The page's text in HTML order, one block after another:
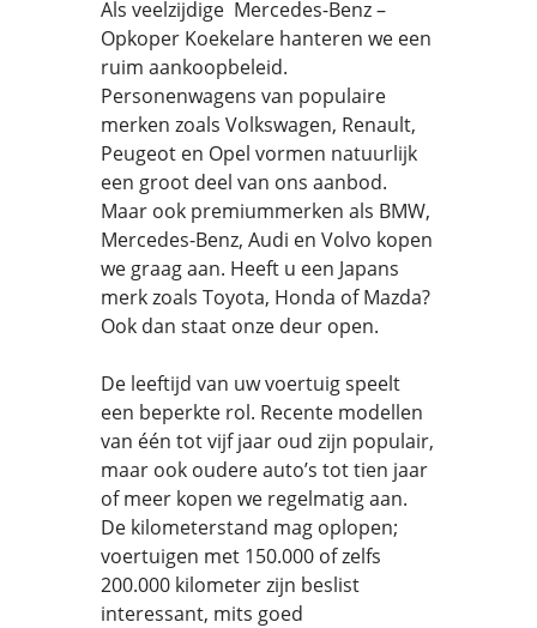
Als veelzijdige Mercedes-Benz –
Opkoper Koekelare hanteren we een
ruim aankoopbeleid.
Personenwagens van populaire
merken zoals Volkswagen, Renault,
Peugeot en Opel vormen natuurlijk
een groot deel van ons aanbod.
Maar ook premiummerken als BMW,
Mercedes-Benz, Audi en Volvo kopen
we graag aan. Heeft u een Japans
merk zoals Toyota, Honda of Mazda?
Ook dan staat onze deur open.
De leeftijd van uw voertuig speelt
een beperkte rol. Recente modellen
van één tot vijf jaar oud zijn populair,
maar ook oudere auto’s tot tien jaar
of meer kopen we regelmatig aan.
De kilometerstand mag oplopen;
voertuigen met 150.000 of zelfs
200.000 kilometer zijn beslist
interessant, mits goed